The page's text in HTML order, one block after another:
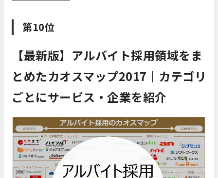
第10位
【最新版】アルバイト採用領域をま
とめたカオスマップ2017｜カテゴリ
ごとにサービス・企業を紹介